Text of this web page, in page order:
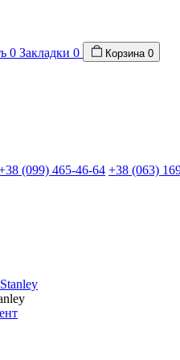
0 Закладки 0 Корзина 0
(099) 465-46-64 +38 (063)